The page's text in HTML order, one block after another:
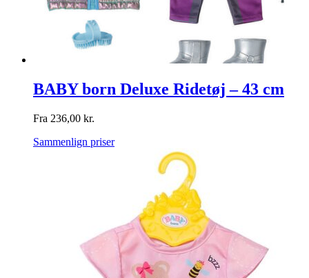
BABY born Deluxe Ridetøj – 43 cm
Fra 236,00 kr.
Sammenlign priser